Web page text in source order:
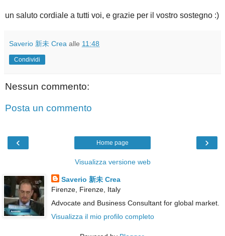
un saluto cordiale a tutti voi, e grazie per il vostro sostegno :)
Saverio 新未 Crea alle 11:48
Condividi
Nessun commento:
Posta un commento
‹ ›
Home page
Visualizza versione web
Saverio 新未 Crea
Firenze, Firenze, Italy
Advocate and Business Consultant for global market.
Visualizza il mio profilo completo